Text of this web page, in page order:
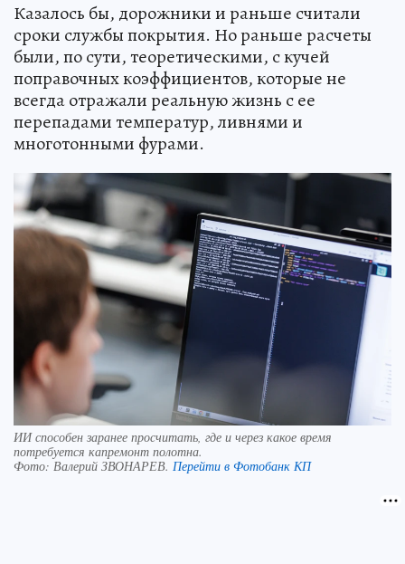
Казалось бы, дорожники и раньше считали
сроки службы покрытия. Но раньше расчеты
были, по сути, теоретическими, с кучей
поправочных коэффициентов, которые не
всегда отражали реальную жизнь с ее
перепадами температур, ливнями и
многотонными фурами.
ИИ способен заранее просчитать, где и через какое время
потребуется капремонт полотна.
Фото: Валерий ЗВОНАРЕВ. Перейти в Фотобанк КП